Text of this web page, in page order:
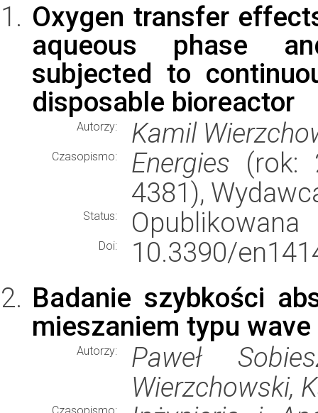
Oxygen transfer
aqueous phase
subjected to
disposable bioreactor
Autorzy: Kamil
Czasopismo: Energies (rok:
4381),
Status: Opublikowana
Doi:
10.3390/
Badanie szybkości
mieszaniem typu wave
Autorzy:
Paweł
Wierzchowski,